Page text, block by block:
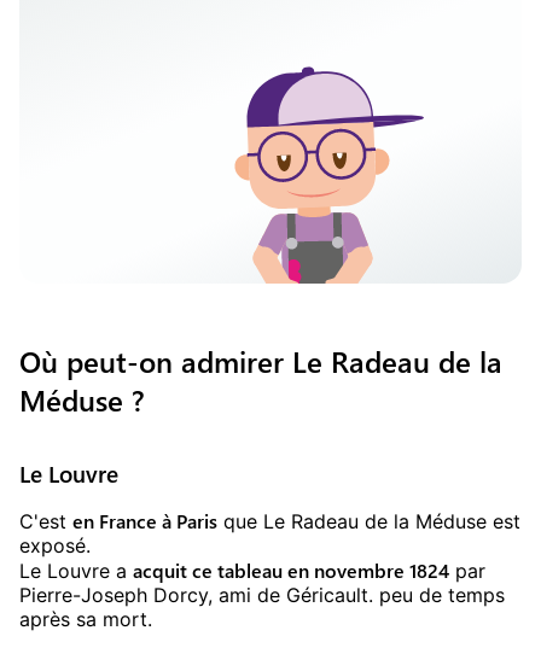
Où peut-on admirer Le Radeau de la
Méduse ?
Le Louvre
C'est en France à Paris que Le Radeau de la Méduse est
exposé.
Le Louvre a acquit ce tableau en novembre 1824 par
Pierre-Joseph Dorcy, ami de Géricault. peu de temps
après sa mort.